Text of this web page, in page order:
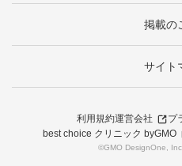
掲載の
サイト
利用規約運営会社
プ
best choice クリニック byGMO
©GMO DesignOne,